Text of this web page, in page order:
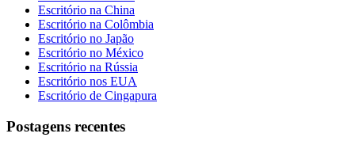
Escritório na China
Escritório na Colômbia
Escritório no Japão
Escritório no México
Escritório na Rússia
Escritório nos EUA
Escritório de Cingapura
Postagens recentes